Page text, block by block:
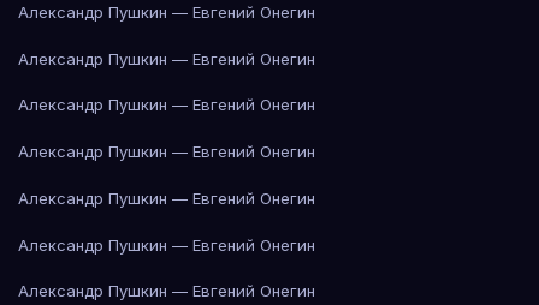
Александр Пушкин — Евгений Онегин
Александр Пушкин — Евгений Онегин
Александр Пушкин — Евгений Онегин
Александр Пушкин — Евгений Онегин
Александр Пушкин — Евгений Онегин
Александр Пушкин — Евгений Онегин
Александр Пушкин — Евгений Онегин